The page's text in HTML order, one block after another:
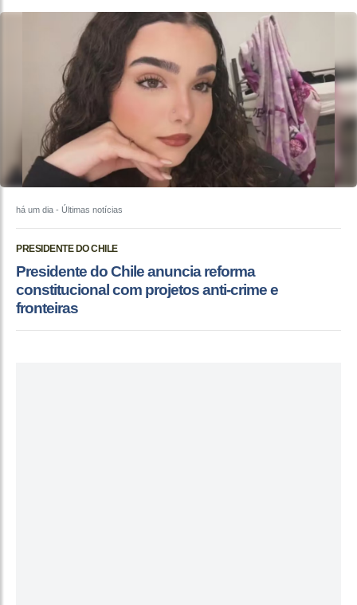
há um dia - Últimas notícias
PRESIDENTE DO CHILE
Presidente do Chile anuncia reforma
constitucional com projetos anti-crime e
fronteiras